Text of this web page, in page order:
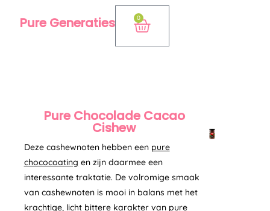
Pure Generaties 0
Winkelwagen
Pure Chocolade Cacao
Cishew
Deze cashewnoten hebben een pure
chococoating en zijn daarmee een
interessante traktatie. De volromige smaak
van cashewnoten is mooi in balans met het
krachtige, licht bittere karakter van pure